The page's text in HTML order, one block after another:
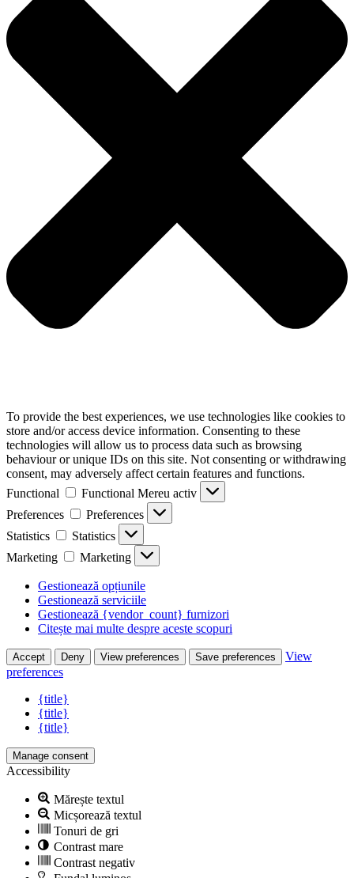
To provide the best experiences, we use technologies like cookies to
store and/or access device information. Consenting to these
technologies will allow us to process data such as browsing
behaviour or unique IDs on this site. Not consenting or withdrawing
consent, may adversely affect certain features and functions.
Functional
Functional Mereu activ
Preferences
Preferences
Statistics
Statistics
Marketing
Marketing
Gestionează opțiunile
Gestionează serviciile
Gestionează {vendor_count} furnizori
Citește mai multe despre aceste scopuri
Accept Deny View preferences Save preferences
View
preferences
{title}
{title}
{title}
Manage consent
Accessibility
Mărește textul
Micșorează textul
Tonuri de gri
Contrast mare
Contrast negativ